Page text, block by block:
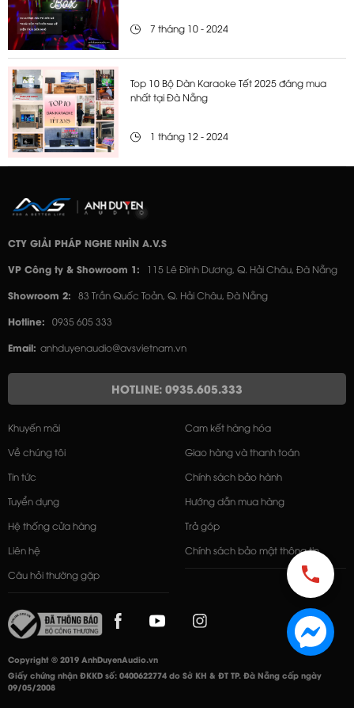
7 tháng 10 - 2024
Top 10 Bộ Dàn Karaoke Tết 2025 đáng mua
nhất tại Đà Nẵng
1 tháng 12 - 2024
CTY GIẢI PHÁP NGHE NHÌN A.V.S
VP Công ty & Showroom 1: 115 Lê Đình Dương, Q. Hải Châu, Đà Nẵng
Showroom 2: 83 Trần Quốc Toản, Q. Hải Châu, Đà Nẵng
Hotline: 0935 605 333
Email: anhduyenaudio@avsvietnam.vn
HOTLINE: 0935.605.333
Khuyến mãi
Về chúng tôi
Tin tức
Tuyển dụng
Hệ thống cửa hàng
Liên hệ
Câu hỏi thường gặp
Cam kết hàng hóa
Giao hàng và thanh toán
Chính sách bảo hành
Hướng dẫn mua hàng
Trả góp
Chính sách bảo mật thông tin
Copyright © 2019 AnhDuyenAudio.vn
Giấy chứng nhận ĐKKD số: 0400622774 do Sở KH & ĐT TP. Đà Nẵng cấp ngày
09/05/2008